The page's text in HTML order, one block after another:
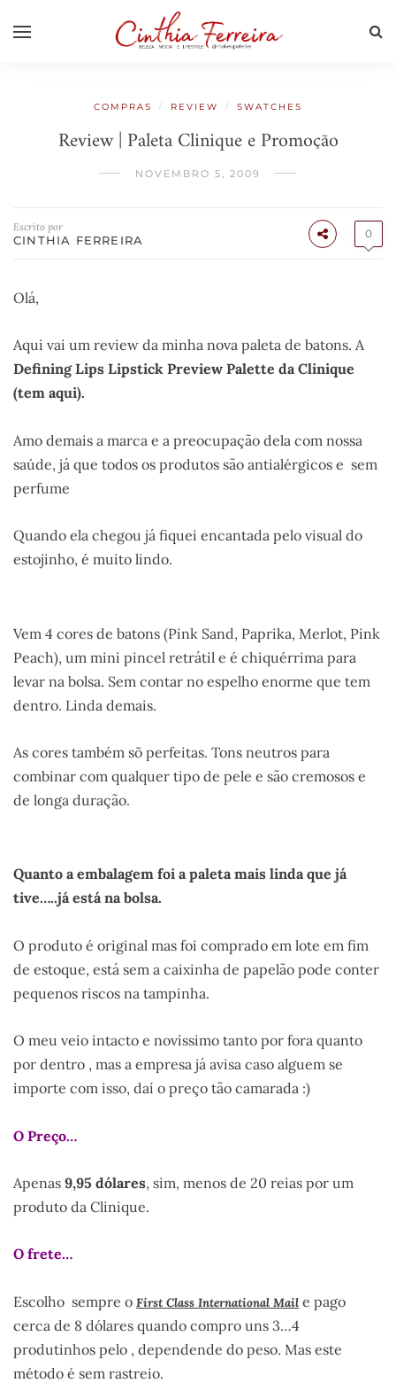
COMPRAS / REVIEW / SWATCHES
Review | Paleta Clinique e Promoção
NOVEMBRO 5, 2009
Escrito por
CINTHIA FERREIRA 0
Olá,
Aqui vai um review da minha nova paleta de batons. A
Defining Lips Lipstick Preview Palette da Clinique
(tem aqui).
Amo demais a marca e a preocupação dela com nossa
saúde, já que todos os produtos são antialérgicos e sem
perfume
Quando ela chegou já fiquei encantada pelo visual do
estojinho, é muito lindo.
Vem 4 cores de batons (Pink Sand, Paprika, Merlot, Pink
Peach), um mini pincel retrátil e é chiquérrima para
levar na bolsa. Sem contar no espelho enorme que tem
dentro. Linda demais.
As cores também sõ perfeitas. Tons neutros para
combinar com qualquer tipo de pele e são cremosos e
de longa duração.
Quanto a embalagem foi a paleta mais linda que já
tive…..já está na bolsa.
O produto é original mas foi comprado em lote em fim
de estoque, está sem a caixinha de papelão pode conter
pequenos riscos na tampinha.
O meu veio intacto e novíssimo tanto por fora quanto
por dentro , mas a empresa já avisa caso alguem se
importe com isso, daí o preço tão camarada :)
O Preço…
Apenas 9,95 dólares, sim, menos de 20 reias por um
produto da Clinique.
O frete…
Escolho sempre o First Class International Mail e pago
cerca de 8 dólares quando compro uns 3…4
produtinhos pelo , dependende do peso. Mas este
método é sem rastreio.